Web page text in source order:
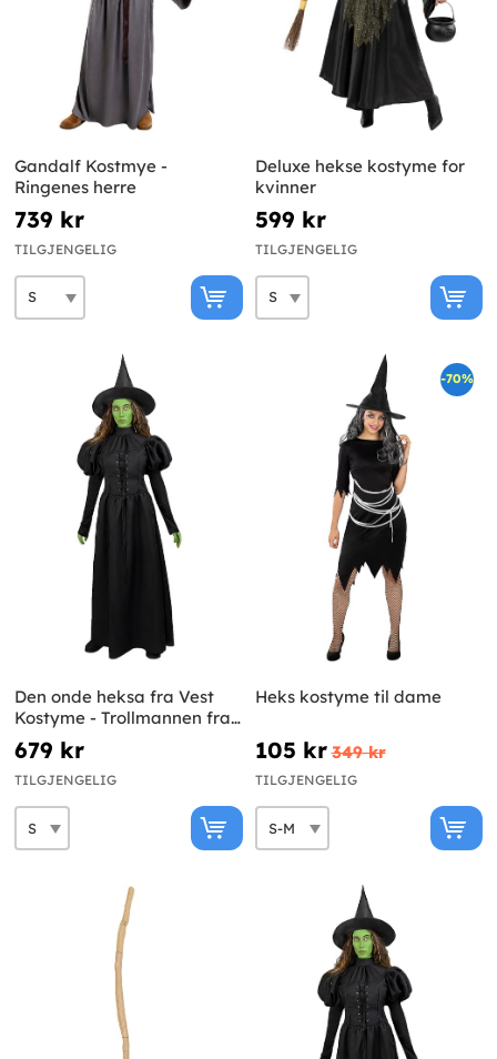
Gandalf Kostmye -
Ringenes herre
739 kr
TILGJENGELIG
Deluxe hekse kostyme for
kvinner
599 kr
TILGJENGELIG
Den onde heksa fra Vest
Kostyme - Trollmannen fra
Oz
679 kr
TILGJENGELIG
-70%
Heks kostyme til dame
105 kr 349 kr
TILGJENGELIG